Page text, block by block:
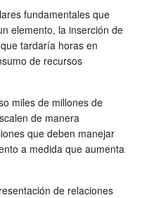
fundamentales que
elemento, la inserción de
tardaría horas en
de recursos
miles de millones de
de manera
que deben manejar
a medida que aumenta
de relaciones